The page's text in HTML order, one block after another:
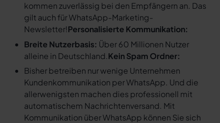
kommen zuverlässig bei den Empfängern an. Das
gilt auch für WhatsApp-Marketing-
Newsletter!Personalisierte Kommunikation:
Breite Nutzerbasis: Über 60 Millionen Nutzer
alleine in Deutschland.Kein Spam Ordner:
Bisher betreiben nur wenige Unternehmen
Kundenkommunikation per WhatsApp. Und die
allerwenigsten machen dies professionell mit
automatischem Nachrichtenversand. Mit
Kommunikation über WhatsApp können Sie sich